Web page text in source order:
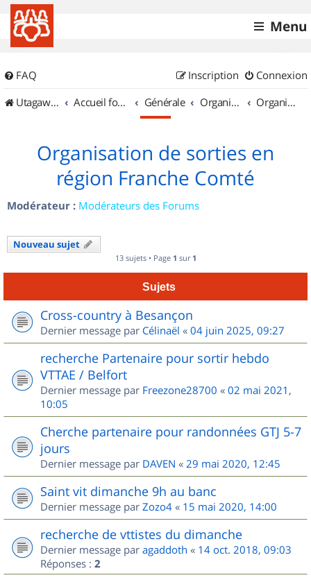
Menu
FAQ Connexion
Inscription
UtagawaVTT (Randos VTT et VTTAE avec traces GPS)
Accueil forum Générale Organisation de sorties & Recherche de partenaires Organisation de sorties en région Franche Comté
Organisation de sorties en
région Franche Comté
Modérateur : Modérateurs des Forums
Nouveau sujet
13 sujets • Page 1 sur 1
Sujets
Cross-country à Besançon
Dernier message par Célinaël « 04 juin 2025, 09:27
recherche Partenaire pour sortir hebdo
VTTAE / Belfort
Dernier message par Freezone28700 « 02 mai 2021,
10:05
Cherche partenaire pour randonnées GTJ 5-7
jours
Dernier message par DAVEN « 29 mai 2020, 12:45
Saint vit dimanche 9h au banc
Dernier message par Zozo4 « 15 mai 2020, 14:00
recherche de vttistes du dimanche
Dernier message par agaddoth « 14 oct. 2018, 09:03
Réponses : 2